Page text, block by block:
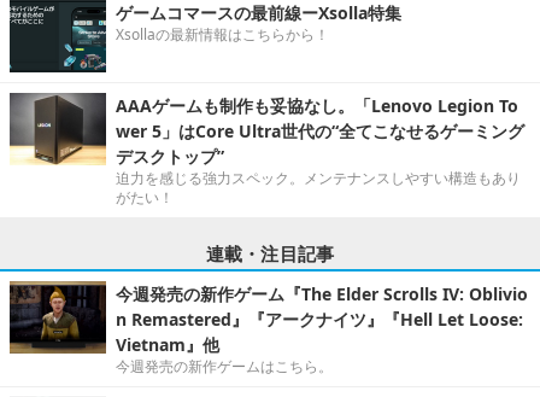
ゲームコマースの最前線ーXsolla特集
Xsollaの最新情報はこちらから！
AAAゲームも制作も妥協なし。「Lenovo Legion To
wer 5」はCore Ultra世代の“全てこなせるゲーミング
デスクトップ”
迫力を感じる強力スペック。メンテナンスしやすい構造もあり
がたい！
連載・注目記事
今週発売の新作ゲーム『The Elder Scrolls IV: Oblivio
n Remastered』『アークナイツ』『Hell Let Loose:
Vietnam』他
今週発売の新作ゲームはこちら。